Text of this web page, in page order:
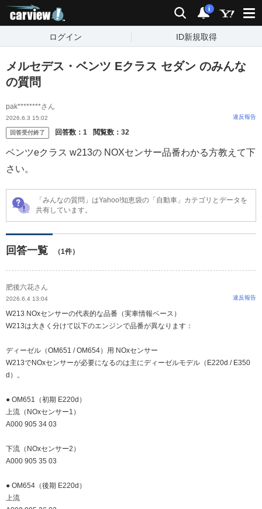
検索 通知
i
ログイン ID新規取得
メルセデス・ベンツ Eクラス セダン のみんな
の質問
pak********さん
2026.6.3 15:02 違反報告
回答受付終了 回答数： 1 閲覧数： 32
ベンツeクラス w213の NOXセンサー品番わかる方教えて下
さい。
「みんなの質問」はYahoo!知恵袋の「自動車」カテゴリとデータを
共有しています。
回答一覧 （1件）
肥後六花さん
2026.6.4 13:04 違反報告
W213 NOxセンサーの代表的な品番（実車情報ベース）
W213は大きく分けて以下のエンジンで品番が異なります：
ディーゼル（OM651 / OM654）用 NOxセンサー
W213でNOxセンサーが必要になるのは主にディーゼルモデル（E220d / E350
d）。
● OM651（初期 E220d）
上流（NOxセンサー1）
A000 905 34 03
下流（NOxセンサー2）
A000 905 35 03
● OM654（後期 E220d）
上流